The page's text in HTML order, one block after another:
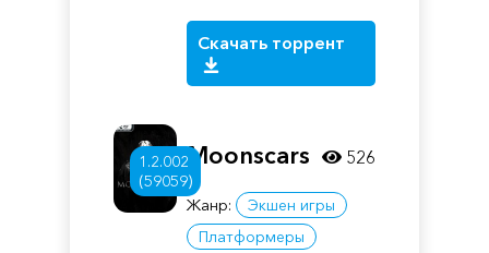
Скачать торрент
1.2.002
(59059)
Moonscars
Жанр:
Экшен игры
Платформеры
526